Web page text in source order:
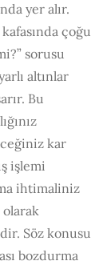
yer alır.
çoğu
sorusu
altınlar
Bu
kar
işlemi
ihtimaliniz
olarak
Söz konusu
bozdurma